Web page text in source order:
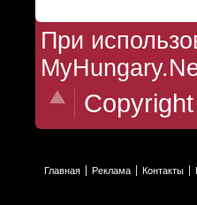
При
Главная Реклама Контакты